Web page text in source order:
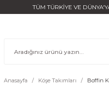
TÜM TÜRKİYE VE
Anasayfa Köşe Takımları Boffin